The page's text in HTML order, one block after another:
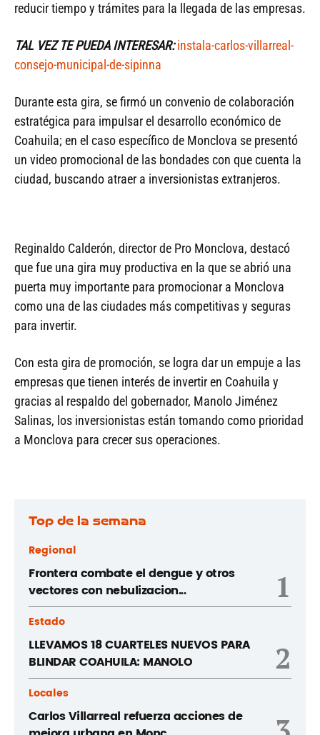
reducir tiempo y trámites para la llegada de las empresas.
TAL VEZ TE PUEDA INTERESAR:instala-carlos-villarreal-
consejo-municipal-de-sipinna
Durante esta gira, se firmó un convenio de colaboración
estratégica para impulsar el desarrollo económico de
Coahuila; en el caso específico de Monclova se presentó
un video promocional de las bondades con que cuenta la
ciudad, buscando atraer a inversionistas extranjeros.
Reginaldo Calderón, director de Pro Monclova, destacó
que fue una gira muy productiva en la que se abrió una
puerta muy importante para promocionar a Monclova
como una de las ciudades más competitivas y seguras
para invertir.
Con esta gira de promoción, se logra dar un empuje a las
empresas que tienen interés de invertir en Coahuila y
gracias al respaldo del gobernador, Manolo Jiménez
Salinas, los inversionistas están tomando como prioridad
a Monclova para crecer sus operaciones.
Top de la semana
Regional
Frontera combate el dengue y otros
vectores con nebulizacion...
1
Estado
LLEVAMOS 18 CUARTELES NUEVOS PARA
BLINDAR COAHUILA: MANOLO
2
Locales
Carlos Villarreal refuerza acciones de